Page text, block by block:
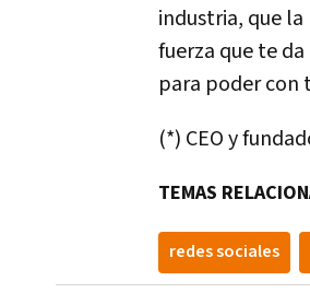
industria, que
fuerza que te
para poder con
(*) CEO y
TEMAS
redes sociales